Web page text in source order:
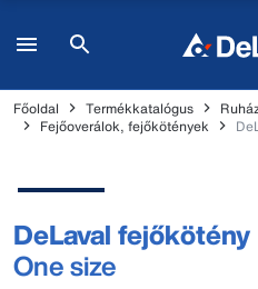
Főoldal Termékkatalógus
Fejőoverálok, fejőkötények
DeLaval fejőkötény
One size